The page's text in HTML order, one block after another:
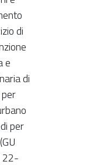
di
e
di
per
22-